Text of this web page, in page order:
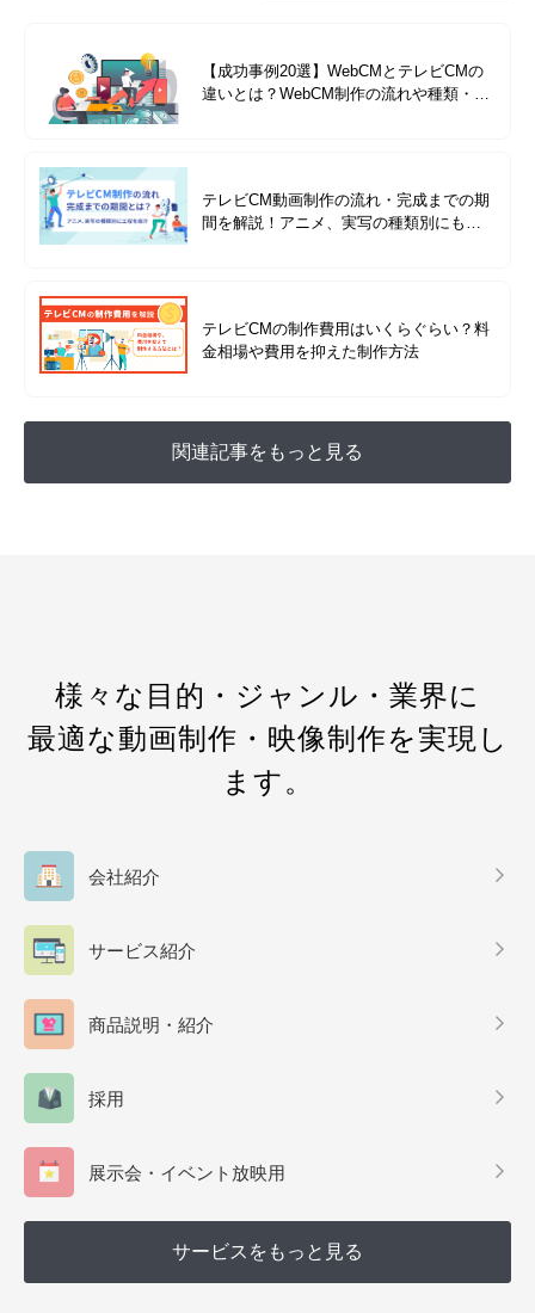
【成功事例20選】WebCMとテレビCMの
違いとは？WebCM制作の流れや種類・特
テレビCM動画制作の流れ・完成までの期
間を解説！アニメ、実写の種類別にも工
テレビCMの制作費用はいくらぐらい？料
金相場や費用を抑えた制作方法
関連記事をもっと見る
様々な目的・ジャンル・業界に
最適な動画制作・映像制作を実現し
ます。
会社紹介
サービス紹介
商品説明・紹介
採用
展示会・イベント放映用
サービスをもっと見る